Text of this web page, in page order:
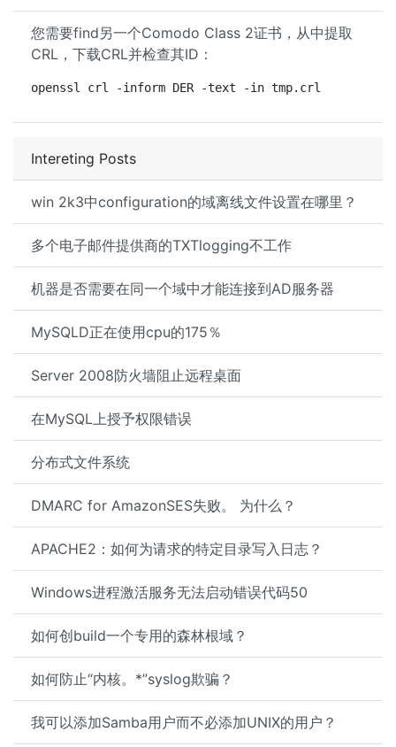
Intereting Posts
win 2k3中configuration的域离线文件设置在哪里？
多个电子邮件提供商的TXTlogging不工作
机器是否需要在同一个域中才能连接到AD服务器
MySQLD正在使用cpu的175％
Server 2008防火墙阻止远程桌面
在MySQL上授予权限错误
分布式文件系统
DMARC for AmazonSES失败。 为什么？
APACHE2：如何为请求的特定目录写入日志？
Windows进程激活服务无法启动错误代码50
如何创build一个专用的森林根域？
如何防止“内核。*”syslog欺骗？
我可以添加Samba用户而不必添加UNIX的用户？
您需要find另一个Comodo Class 2证书，从中提取
CRL，下载CRL并检查其ID：
openssl crl -inform DER -text -in tmp.crl